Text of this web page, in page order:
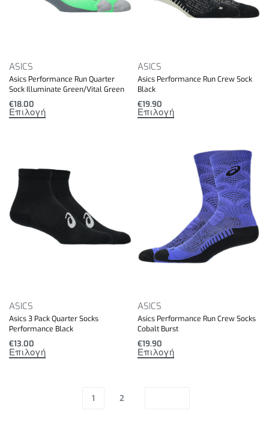
ASICS
Asics Performance Run Quarter
Sock Illuminate Green/Vital Green
€18.00
Επιλογή
ASICS
Asics Performance Run Crew Sock
Black
€19.90
Επιλογή
ASICS
Asics 3 Pack Quarter Socks
Performance Black
€13.00
Επιλογή
ASICS
Asics Performance Run Crew Socks
Cobalt Burst
€19.90
Επιλογή
1 2